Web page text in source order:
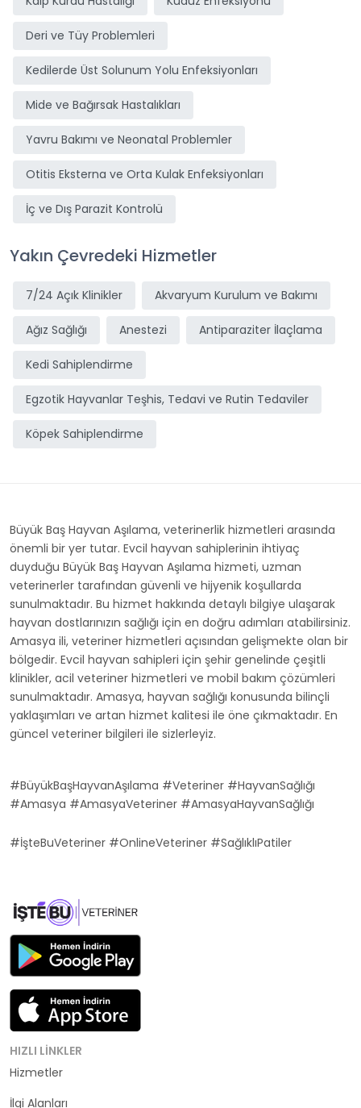
Deri ve Tüy Problemleri
Kedilerde Üst Solunum Yolu Enfeksiyonları
Mide ve Bağırsak Hastalıkları
Yavru Bakımı ve Neonatal Problemler
Otitis Eksterna ve Orta Kulak Enfeksiyonları
İç ve Dış Parazit Kontrolü
Yakın Çevredeki Hizmetler
7/24 Açık Klinikler Akvaryum Kurulum ve Bakımı
Ağız Sağlığı Anestezi Antiparaziter İlaçlama
Kedi Sahiplendirme
Egzotik Hayvanlar Teşhis, Tedavi ve Rutin Tedaviler
Köpek Sahiplendirme
Büyük Baş Hayvan Aşılama, veterinerlik hizmetleri arasında
önemli bir yer tutar. Evcil hayvan sahiplerinin ihtiyaç
duyduğu Büyük Baş Hayvan Aşılama hizmeti, uzman
veterinerler tarafından güvenli ve hijyenik koşullarda
sunulmaktadır. Bu hizmet hakkında detaylı bilgiye ulaşarak
hayvan dostlarınızın sağlığı için en doğru adımları atabilirsiniz.
Amasya ili, veteriner hizmetleri açısından gelişmekte olan bir
bölgedir. Evcil hayvan sahipleri için şehir genelinde çeşitli
klinikler, acil veteriner hizmetleri ve mobil bakım çözümleri
sunulmaktadır. Amasya, hayvan sağlığı konusunda bilinçli
yaklaşımları ve artan hizmet kalitesi ile öne çıkmaktadır. En
güncel veteriner bilgileri ile sizlerleyiz.
#BüyükBaşHayvanAşılama #Veteriner #HayvanSağlığı
#Amasya #AmasyaVeteriner #AmasyaHayvanSağlığı
#İşteBuVeteriner #OnlineVeteriner #SağlıklıPatiler
HIZLI LINKLER
Hizmetler
İlgi Alanları